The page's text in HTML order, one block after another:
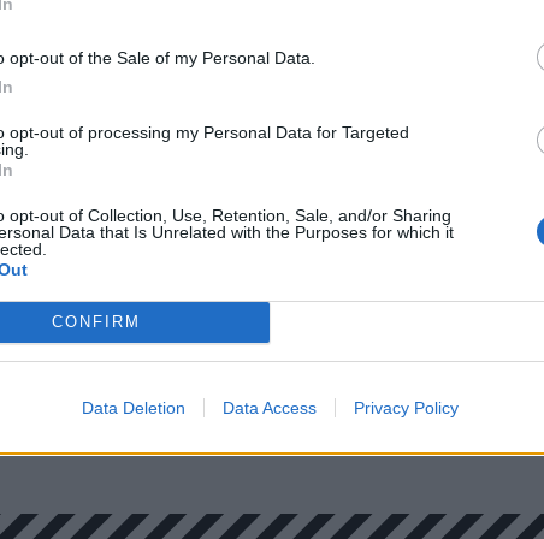
opt-out of the Sale of my Personal Data.
opt-out of processing my Personal Data for Targeted
opt-out of Collection, Use, Retention, Sale, and/or Sharing
Data that Is Unrelated with the Purposes for which it
CONFIRM
Data Deletion Data Access Privacy Policy
még fogyasztott(ak?) egy kis kokaint –
is kimutatott. Pechjére.